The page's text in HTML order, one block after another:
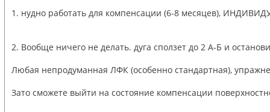
1. нудно работать для компенсации (6-8 месяцев),
2. Вообще ничего не делать. дуга сползет до 2 А-Б и
Любая непродуманная ЛФК (особенно стандартная),
Зато сможете выйти на состояние компенсации